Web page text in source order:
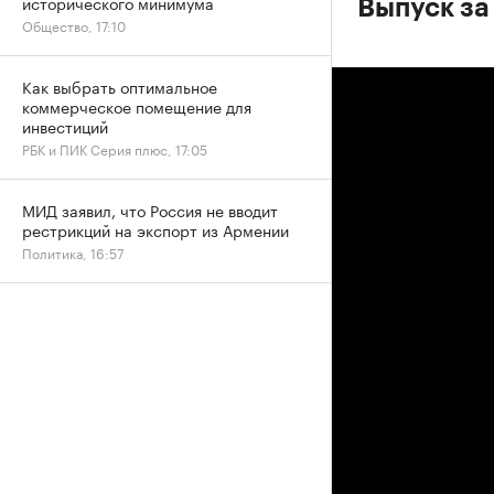
Выпуск
Общество, 17:10
Как выбрать оптимальное
коммерческое помещение для
инвестиций
РБК и ПИК Серия плюс, 17:05
МИД заявил, что Россия не вводит
рестрикций на экспорт из Армении
Политика, 16:57